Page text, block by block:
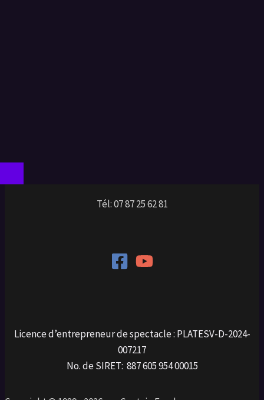
Tél: 07 87 25 62 81
Licence d’entrepreneur de spectacle : PLATESV-D-2024-
007217
No. de SIRET: 887 605 954 00015